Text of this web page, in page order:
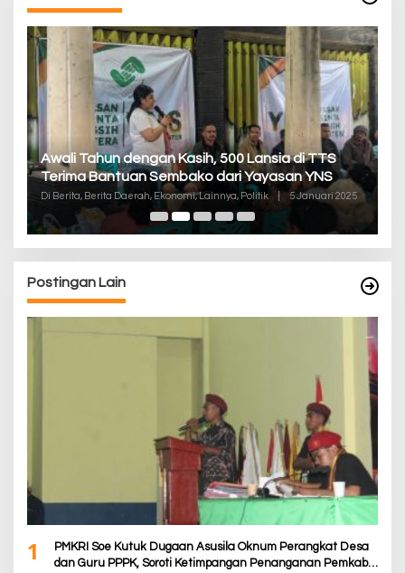
Awali Tahun dengan Kasih, 500 Lansia di TTS
Terima Bantuan Sembako dari Yayasan YNS
Di Berita, Berita Daerah, Ekonomi, Lainnya, Politik 5 Januari 2025
Postingan Lain
1
PMKRI Soe Kutuk Dugaan Asusila Oknum Perangkat Desa
dan Guru PPPK, Soroti Ketimpangan Penanganan Pemkab